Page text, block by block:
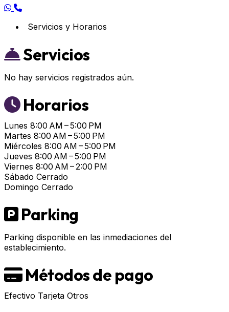
Servicios y Horarios
Servicios
No hay servicios registrados aún.
Horarios
Lunes 8:00 AM – 5:00 PM
Martes 8:00 AM – 5:00 PM
Miércoles 8:00 AM – 5:00 PM
Jueves 8:00 AM – 5:00 PM
Viernes 8:00 AM – 2:00 PM
Sábado Cerrado
Domingo Cerrado
Parking
Parking disponible en las inmediaciones del
establecimiento.
Métodos de pago
Efectivo Tarjeta Otros